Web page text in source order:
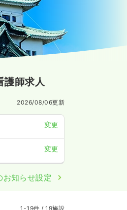
護師求人
2026/08/06更新
変更
変更
お知らせ設定
1-19件 / 19施設